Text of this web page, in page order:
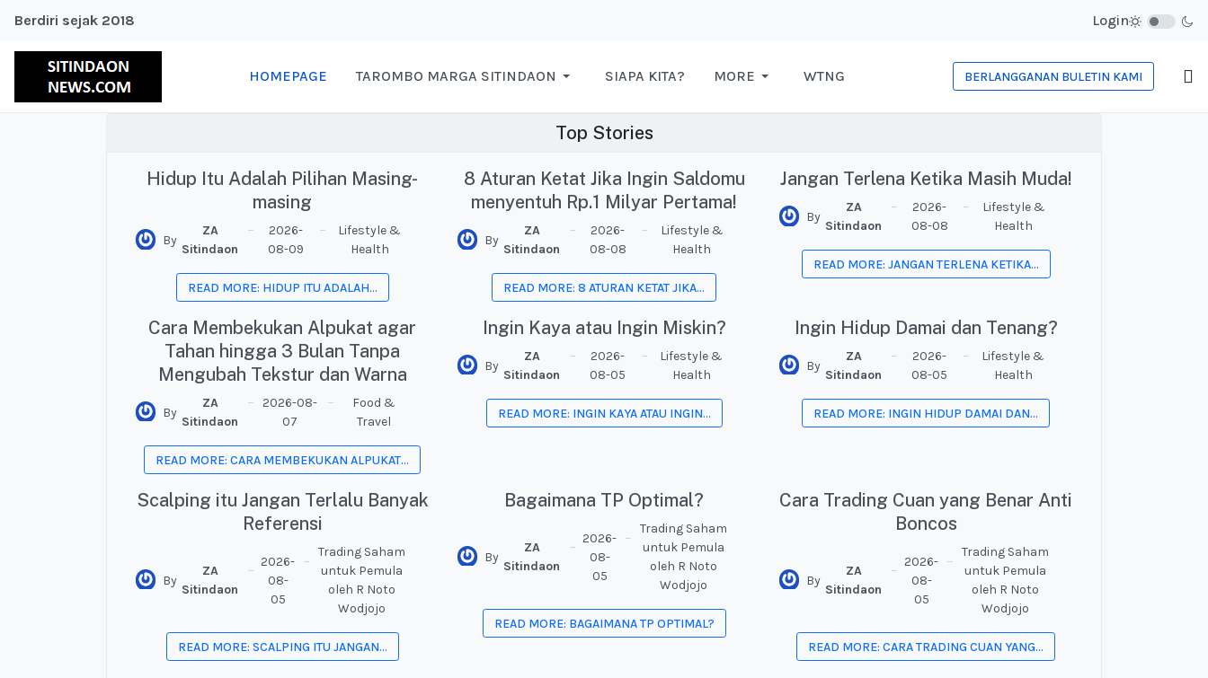
Berdiri sejak 2018 Login
HOMEPAGE TAROMBO MARGA SITINDAON SIAPA KITA? MORE WTNG BERLANGGANAN BULETIN KAMI
Top Stories
Hidup Itu Adalah Pilihan Masing-
masing
By
ZA
Sitindaon
2026-
08-09
Lifestyle &
Health
READ MORE: HIDUP ITU ADALAH...
8 Aturan Ketat Jika Ingin Saldomu
menyentuh Rp.1 Milyar Pertama!
By
ZA
Sitindaon
2026-
08-08
Lifestyle &
Health
READ MORE: 8 ATURAN KETAT JIKA...
Jangan Terlena Ketika Masih Muda!
By
ZA
Sitindaon
2026-
08-08
Lifestyle &
Health
READ MORE: JANGAN TERLENA KETIKA...
Cara Membekukan Alpukat agar
Tahan hingga 3 Bulan Tanpa
Mengubah Tekstur dan Warna
By
ZA
Sitindaon
2026-08-
07
Food &
Travel
READ MORE: CARA MEMBEKUKAN ALPUKAT...
Ingin Kaya atau Ingin Miskin?
By
ZA
Sitindaon
2026-
08-05
Lifestyle &
Health
READ MORE: INGIN KAYA ATAU INGIN...
Ingin Hidup Damai dan Tenang?
By
ZA
Sitindaon
2026-
08-05
Lifestyle &
Health
READ MORE: INGIN HIDUP DAMAI DAN...
Scalping itu Jangan Terlalu Banyak
Referensi
By
ZA
Sitindaon
2026-
08-
05
Trading Saham
untuk Pemula
oleh R Noto
Wodjojo
READ MORE: SCALPING ITU JANGAN...
Bagaimana TP Optimal?
By
ZA
Sitindaon
2026-
08-
05
Trading Saham
untuk Pemula
oleh R Noto
Wodjojo
READ MORE: BAGAIMANA TP OPTIMAL?
Cara Trading Cuan yang Benar Anti
Boncos
By
ZA
Sitindaon
2026-
08-
05
Trading Saham
untuk Pemula
oleh R Noto
Wodjojo
READ MORE: CARA TRADING CUAN YANG...